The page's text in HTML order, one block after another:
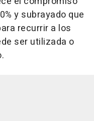
y subrayado que
recurrir a los
ser utilizada o